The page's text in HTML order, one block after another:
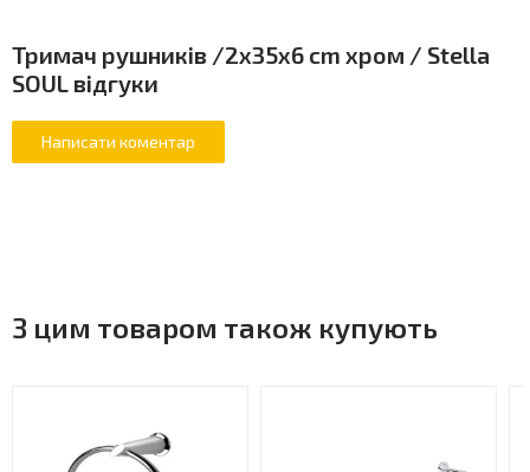
Тримач рушників /2x35x6 cm хром / Stella
SOUL відгуки
З цим товаром також купують